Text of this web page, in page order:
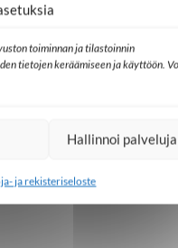
toiminnan ja tilastoinnin
tietojen keräämiseen ja käyttöön.
Hallinnoi palveluja
ja rekisteriseloste
ja kasvusta